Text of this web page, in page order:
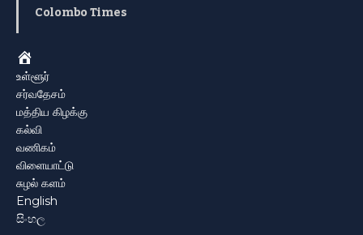
Colombo Times
உள்ளூர்
சர்வதேசம்
மத்திய கிழக்கு
கல்வி
வணிகம்
விளையாட்டு
சுழல் களம்
English
සිංහල